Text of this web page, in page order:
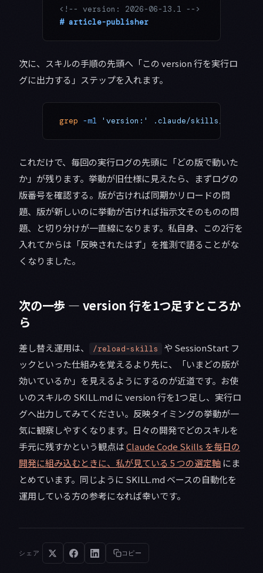
<!-- version: 2026-06-13.1 -->
# article-publisher
次に、スキルの手順の先頭へ「この version 行を実行ロ
グに出力する」ステップを入れます。
grep -m1 'version:' .claude/skills/article-
これだけで、毎回の実行ログの先頭に「どの版で動いた
か」が残ります。挙動が旧仕様に見えたら、まずログの
版番号を確認する。版が古ければ同期かリロードの問
題、版が新しいのに挙動が古ければ指示文そのものの問
題、と切り分けが一直線になります。私自身、この2行を
入れてからは「反映されたはず」を推測で語ることがな
くなりました。
次の一歩 — version 行を1つ足すところか
ら
差し替え運用は、 /reload-skills
や SessionStart フ
ックといった仕組みを覚えるより先に、「いまどの版が
効いているか」を見えるようにするのが近道です。お使
いのスキルの SKILL.md に version 行を1つ足し、実行ロ
グへ出力してみてください。反映タイミングの挙動が一
気に観察しやすくなります。日々の開発でどのスキルを
手元に残すかという観点はClaude Code Skills を毎日の
開発に組み込むときに、私が見ている 5 つの選定軸 にま
とめています。同じように SKILL.md ベースの自動化を
運用している方の参考になれば幸いです。
シェア コピー